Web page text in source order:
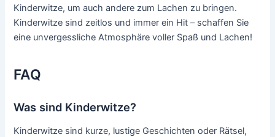
Kinderwitze, um auch andere zum Lachen zu bringen.
Kinderwitze sind zeitlos und immer ein Hit – schaffen Sie
eine unvergessliche Atmosphäre voller Spaß und Lachen!
FAQ
Was sind Kinderwitze?
Kinderwitze sind kurze, lustige Geschichten oder Rätsel,